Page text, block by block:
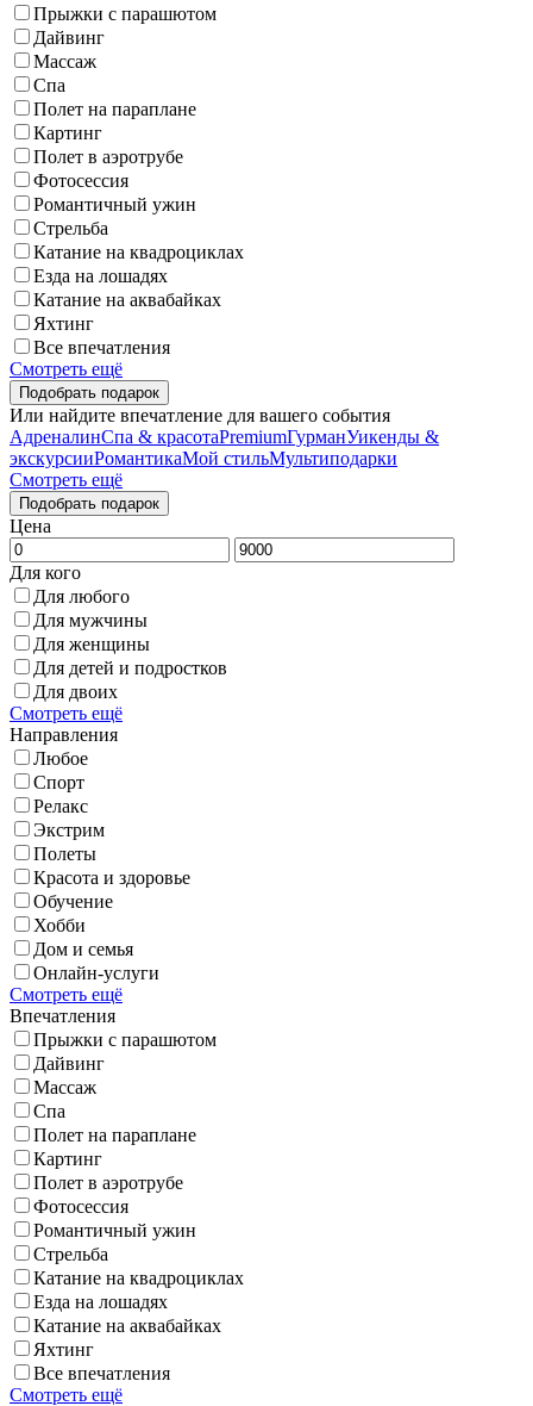
Прыжки с парашютом
Дайвинг
Массаж
Спа
Полет на параплане
Картинг
Полет в аэротрубе
Фотосессия
Романтичный ужин
Стрельба
Катание на квадроциклах
Езда на лошадях
Катание на аквабайках
Яхтинг
Все впечатления
Смотреть ещё
Или найдите впечатление для вашего события
АдреналинСпа & красотаPremiumГурманУикенды &
экскурсииРомантикаМой стильМультиподарки
Смотреть ещё
Цена
Для кого
Для любого
Для мужчины
Для женщины
Для детей и подростков
Для двоих
Смотреть ещё
Направления
Любое
Спорт
Релакс
Экстрим
Полеты
Красота и здоровье
Обучение
Хобби
Дом и семья
Онлайн-услуги
Смотреть ещё
Впечатления
Прыжки с парашютом
Дайвинг
Массаж
Спа
Полет на параплане
Картинг
Полет в аэротрубе
Фотосессия
Романтичный ужин
Стрельба
Катание на квадроциклах
Езда на лошадях
Катание на аквабайках
Яхтинг
Все впечатления
Смотреть ещё